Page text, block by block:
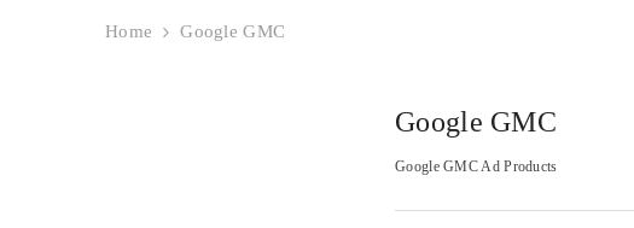
Home Google GMC
Google GMC
Google GMC Ad Products